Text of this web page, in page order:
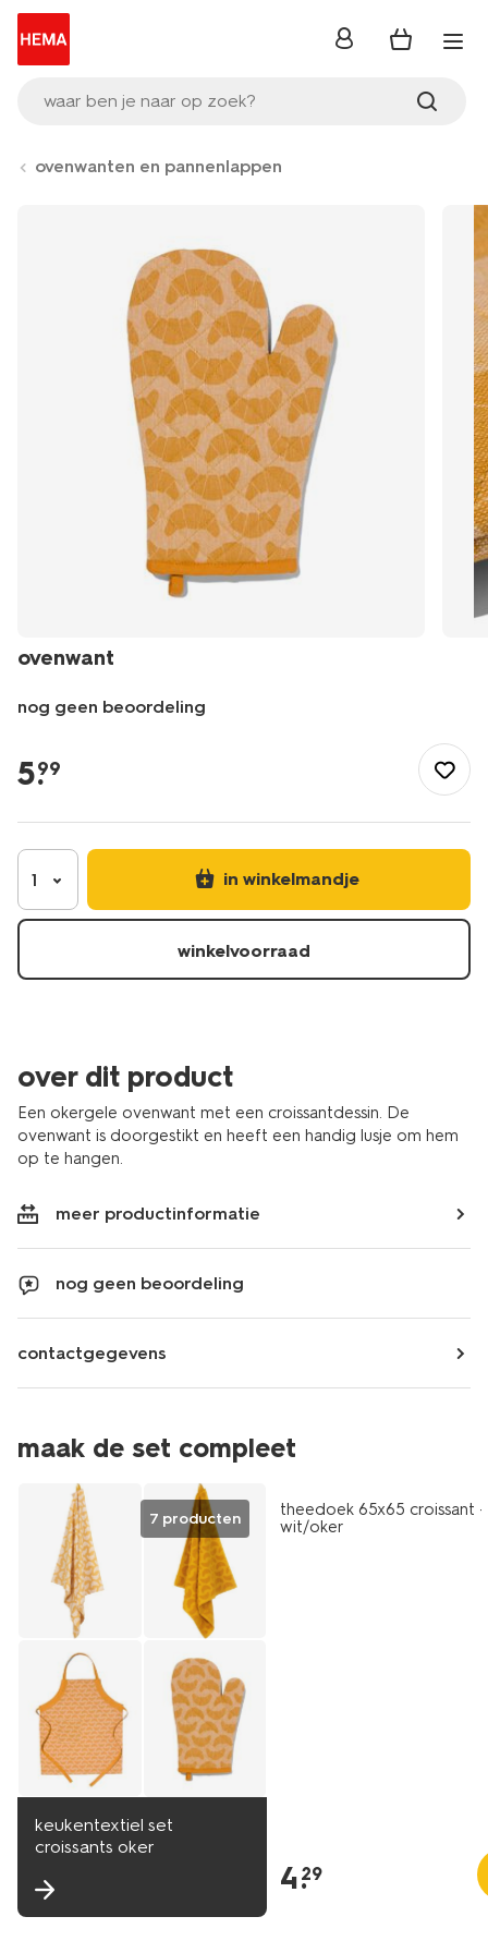
waar ben je naar op zoek?
inloggen
ovenwanten en pannenlappen
ovenwant
nog geen beoordeling
be/koken-
tafelen/keukentextiel-
ovenwanten/ovenwant-
5400146.html
5.
99
1 in winkelmandje
winkelvoorraad
over dit product
Een okergele ovenwant met een croissantdessin. De
ovenwant is doorgestikt en heeft een handig lusje om hem
op te hangen.
meer productinformatie
nog geen beoordeling
contactgegevens
maak de set compleet
7 producten
keukentextiel set
croissants oker
theedoek 65x65 croissant -
wit/oker
4.
29